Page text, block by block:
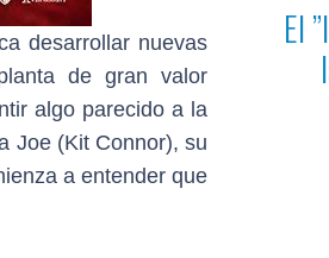
desarrollar nuevas
de gran valor
algo parecido a la
Joe (Kit Connor), su
a entender que
El